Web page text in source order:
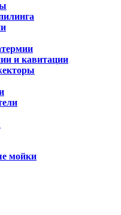
и кавитации
мойки